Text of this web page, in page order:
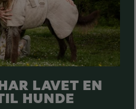
LAVET EN
HUNDE